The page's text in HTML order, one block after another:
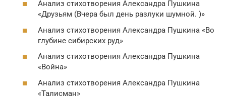
Анализ стихотворения Александра Пушкина
«Друзьям (Вчера был день разлуки шумной. )»
Анализ стихотворения Александра Пушкина «Во
глубине сибирских руд»
Анализ стихотворения Александра Пушкина
«Война»
Анализ стихотворения Александра Пушкина
«Талисман»